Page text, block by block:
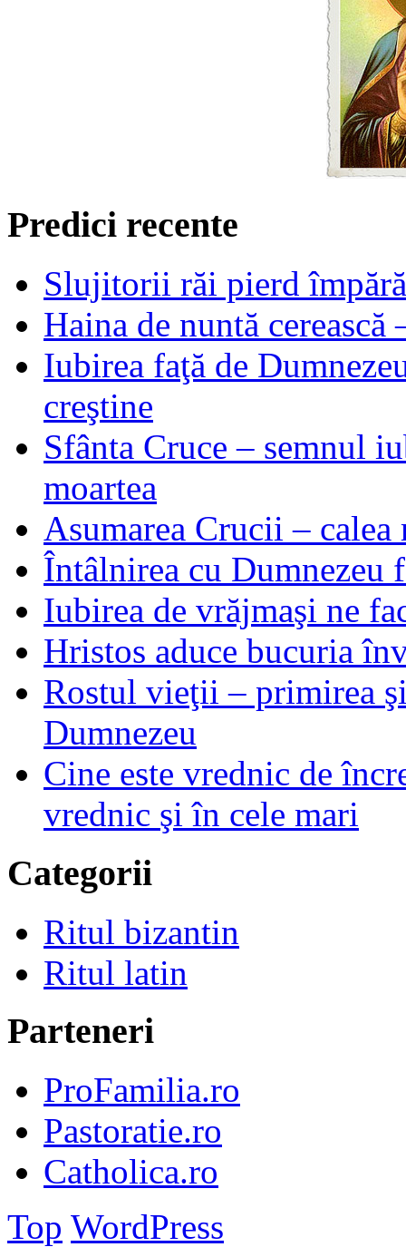
Predici recente
Slujitorii răi pierd
Haina de nuntă
Iubirea faţă de
creştine
Sfânta Cruce – semnul
moartea
Asumarea Crucii –
Întâlnirea cu Dumnezeu
Iubirea de vrăjmaşi ne
Hristos aduce bucuria
Rostul vieţii – primirea
Dumnezeu
Cine este vrednic de
vrednic şi în cele mari
Categorii
Ritul bizantin
Ritul latin
Parteneri
ProFamilia.ro
Pastoratie.ro
Catholica.ro
Top WordPress